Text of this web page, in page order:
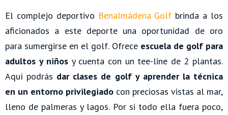
El complejo deportivo Benalmádena Golf brinda a los
aficionados a este deporte una oportunidad de oro
para sumergirse en el golf. Ofrece escuela de golf para
adultos y niños y cuenta con un tee-line de 2 plantas.
Aquí podrás dar clases de golf y aprender la técnica
en un entorno privilegiado con preciosas vistas al mar,
lleno de palmeras y lagos. Por si todo ella fuera poco,